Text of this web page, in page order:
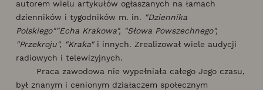
autorem wielu artykułów ogłaszanych na łamach
dzienników i tygodników m. in. "Dziennika
Polskiego""Echa Krakowa", "Słowa Powszechnego",
"Przekroju", "Kraka"i innych. Zrealizował wiele audycji
radiowych i telewizyjnych.
Praca zawodowa nie wypełniała całego Jego czasu,
był znanym i cenionym działaczem społecznym